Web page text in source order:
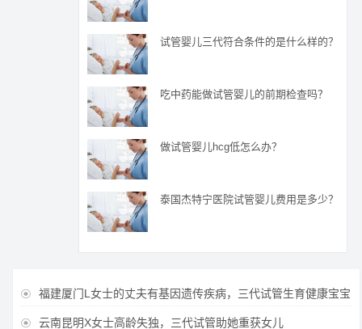
试管婴儿三代符合条件的是什么样的？
吃中药能做试管婴儿的前期检查吗？
做试管婴儿hcg低怎么办？
泰国杰特宁医院试管婴儿费用是多少？
 福建厦门L女士的丈夫有基因遗传疾病，三代试管生育健康宝宝
 云南昆明X女士高龄失独，三代试管助她重获女儿